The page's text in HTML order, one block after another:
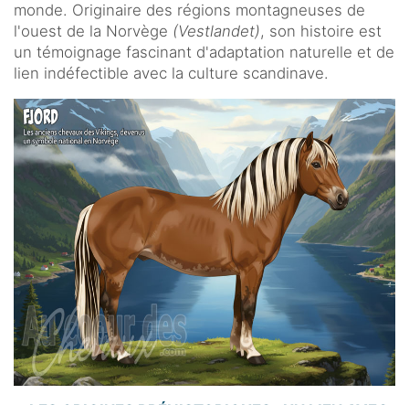
monde. Originaire des régions montagneuses de
l'ouest de la Norvège (Vestlandet), son histoire est
un témoignage fascinant d'adaptation naturelle et de
lien indéfectible avec la culture scandinave.